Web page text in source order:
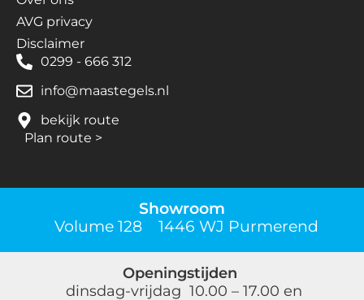
AVG privacy
Disclaimer
0299 - 666 312
info@maastegels.nl
bekijk route
Plan route >
Showroom
Volume 128 1446 WJ Purmerend
Openingstijden
dinsdag-vrijdag 10.00 – 17.00 en